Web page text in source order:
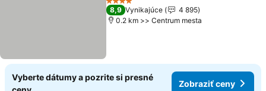
4 Počet hviezdičiek
8,9 Vynikajúce
4 895
0.2 km >> Centrum mesta
Vyberte dátumy a pozrite si presné
Zobraziť ceny